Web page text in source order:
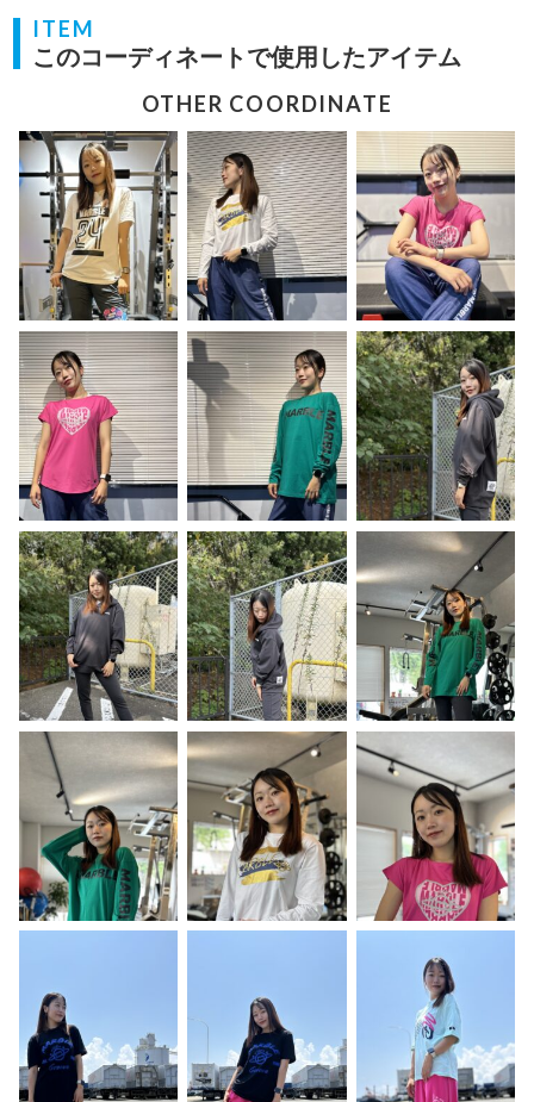
ITEM
このコーディネートで使用したアイテム
OTHER COORDINATE